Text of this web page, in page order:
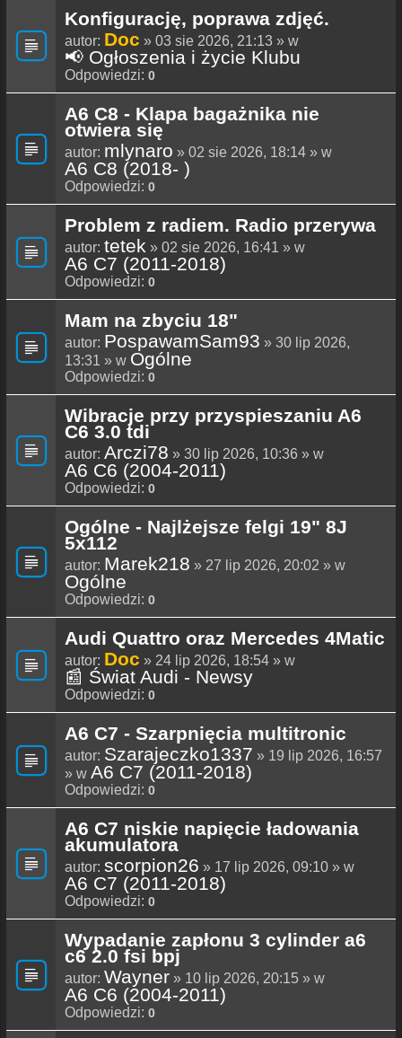
Konfigurację, poprawa zdjęć.
autor: Doc » 03 sie 2026, 21:13 » w
📢 Ogłoszenia i życie Klubu
Odpowiedzi: 0
A6 C8 - Klapa bagażnika nie
otwiera się
autor: mlynaro » 02 sie 2026, 18:14 » w
A6 C8 (2018- )
Odpowiedzi: 0
Problem z radiem. Radio przerywa
autor: tetek » 02 sie 2026, 16:41 » w
A6 C7 (2011-2018)
Odpowiedzi: 0
Mam na zbyciu 18"
autor: PospawamSam93 » 30 lip 2026,
13:31 » w Ogólne
Odpowiedzi: 0
Wibracje przy przyspieszaniu A6
C6 3.0 tdi
autor: Arczi78 » 30 lip 2026, 10:36 » w
A6 C6 (2004-2011)
Odpowiedzi: 0
Ogólne - Najlżejsze felgi 19" 8J
5x112
autor: Marek218 » 27 lip 2026, 20:02 » w
Ogólne
Odpowiedzi: 0
Audi Quattro oraz Mercedes 4Matic
autor: Doc » 24 lip 2026, 18:54 » w
📰 Świat Audi - Newsy
Odpowiedzi: 0
A6 C7 - Szarpnięcia multitronic
autor: Szarajeczko1337 » 19 lip 2026, 16:57
» w A6 C7 (2011-2018)
Odpowiedzi: 0
A6 C7 niskie napięcie ładowania
akumulatora
autor: scorpion26 » 17 lip 2026, 09:10 » w
A6 C7 (2011-2018)
Odpowiedzi: 0
Wypadanie zapłonu 3 cylinder a6
c6 2.0 fsi bpj
autor: Wayner » 10 lip 2026, 20:15 » w
A6 C6 (2004-2011)
Odpowiedzi: 0